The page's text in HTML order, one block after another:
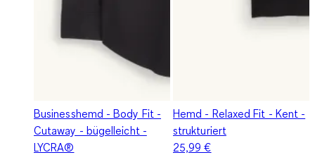
Businesshemd - Body Fit -
Cutaway - bügelleicht -
LYCRA®
Hemd - Relaxed Fit - Kent -
strukturiert
25,99 €